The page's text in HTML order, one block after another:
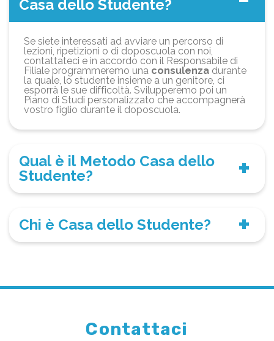
Casa dello Studente?
Se siete interessati ad avviare un percorso di
lezioni, ripetizioni o di doposcuola con noi,
contattateci e in accordo con il Responsabile di
Filiale programmeremo una consulenza durante
la quale, lo studente insieme a un genitore, ci
esporrà le sue difficoltà. Svilupperemo poi un
Piano di Studi personalizzato che accompagnerà
vostro figlio durante il doposcuola.
Qual è il Metodo Casa dello
Studente?
Chi è Casa dello Studente?
Contattaci